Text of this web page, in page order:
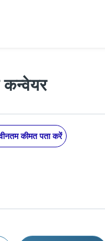
कन्वेयर
कीमत पता करें